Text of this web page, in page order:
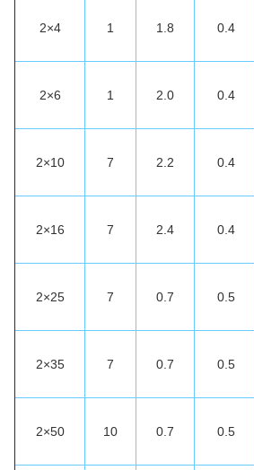
2×4 1 1.8 0.4
2×6 1 2.0 0.4
2×10 7 2.2 0.4
2×16 7 2.4 0.4
2×25 7 0.7 0.5
2×35 7 0.7 0.5
2×50 10 0.7 0.5